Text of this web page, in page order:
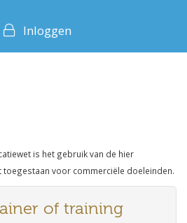
Inloggen
is het gebruik van de hier
voor commerciële doeleinden.
of training